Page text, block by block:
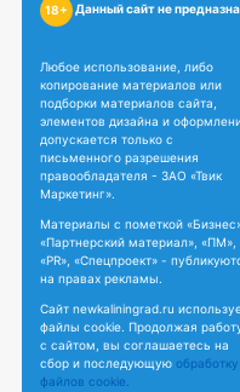
18+ Данный сайт не
Любое использование, либо
копирование материалов или
подборки материалов сайта,
элементов дизайна и
допускается только с
письменного разрешения
правообладателя - ЗАО «Твик
Маркетинг».
Материалы с пометкой
«Партнерский материал», «ПМ»,
«PR», «Спецпроект» -
на правах рекламы.
Сайт newkaliningrad.ru
файлы cookie. Продолжая
с сайтом, вы соглашаетесь на
сбор и последующую обработку
файлов cookie.